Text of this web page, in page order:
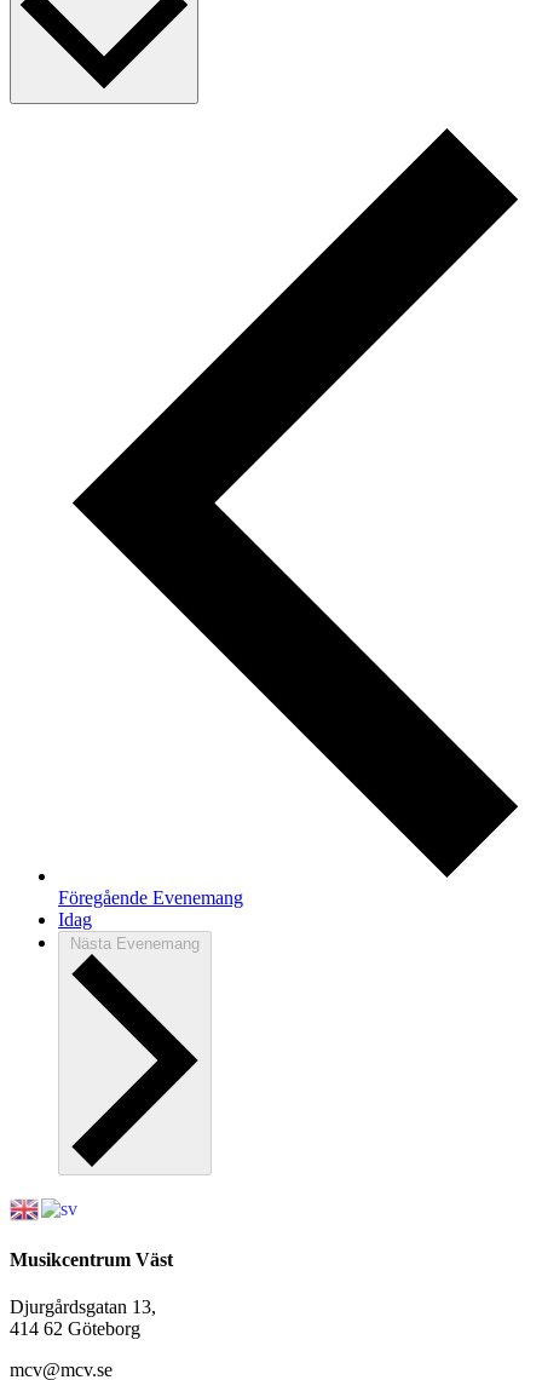
Föregående Evenemang
Idag
Nästa Evenemang
Musikcentrum Väst
Djurgårdsgatan 13,
414 62 Göteborg
mcv@mcv.se